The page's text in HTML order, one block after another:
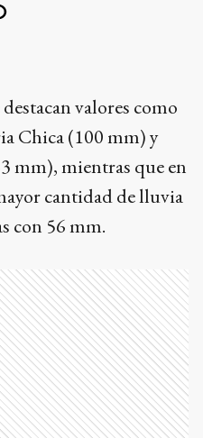
valores como
Chica (100 mm) y
mm), mientras que en
cantidad de lluvia
con 56 mm.